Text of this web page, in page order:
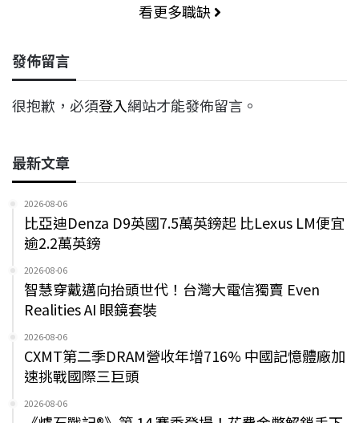
看更多職缺
發佈留言
很抱歉，必須登入網站才能發佈留言。
最新文章
2026-08-06
比亞迪Denza D9英國7.5萬英鎊起 比Lexus LM便宜
逾2.2萬英鎊
2026-08-06
智慧穿戴邁向抬頭世代！台灣大電信獨賣 Even
Realities AI 眼鏡套裝
2026-08-06
CXMT第二季DRAM營收年增716% 中國記憶體廠加
速挑戰國際三巨頭
2026-08-06